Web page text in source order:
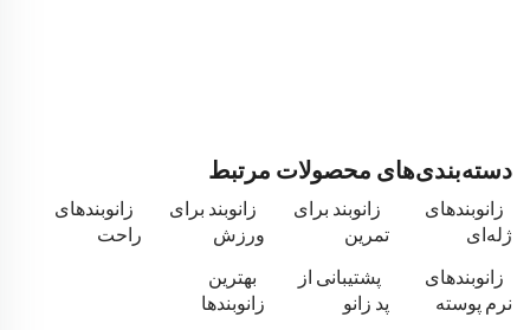
دسته‌بندی‌های محصولات مرتبط
زانوبندهای
ژله‌ای
زانوبند برای
تمرین
زانوبند برای
ورزش
زانوبندهای
راحت
زانوبندهای
نرم پوسته
پشتیبانی از
پد زانو
بهترین
زانوبندها